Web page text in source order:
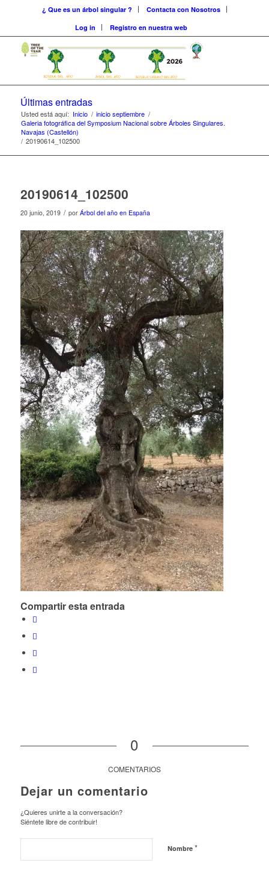
¿ Que es un árbol singular ?
Contacta con Nosotros
Log in
Registro en nuestra web
Últimas entradas
Usted está aquí: Inicio / inicio septiembre /
Galeria fotográfica del Symposium Nacional sobre Árboles Singulares.
Navajas (Castellón)
/ 20190614_102500
20190614_102500
20 junio, 2019 / por Árbol del año en España
Compartir esta entrada
0
COMENTARIOS
Dejar un comentario
¿Quieres unirte a la conversación?
Siéntete libre de contribuir!
Nombre *